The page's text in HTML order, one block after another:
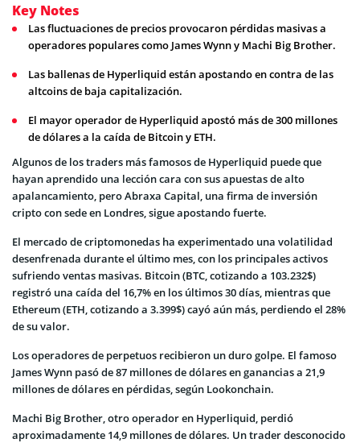
Key Notes
Las fluctuaciones de precios provocaron pérdidas masivas a
operadores populares como James Wynn y Machi Big Brother.
Las ballenas de Hyperliquid están apostando en contra de las
altcoins de baja capitalización.
El mayor operador de Hyperliquid apostó más de 300 millones
de dólares a la caída de Bitcoin y ETH.
Algunos de los traders más famosos de Hyperliquid puede que
hayan aprendido una lección cara con sus apuestas de alto
apalancamiento, pero Abraxa Capital, una firma de inversión
cripto con sede en Londres, sigue apostando fuerte.
El mercado de criptomonedas ha experimentado una volatilidad
desenfrenada durante el último mes, con los principales activos
sufriendo ventas masivas. Bitcoin (BTC, cotizando a 103.232$)
registró una caída del 16,7% en los últimos 30 días, mientras que
Ethereum (ETH, cotizando a 3.399$) cayó aún más, perdiendo el 28%
de su valor.
Los operadores de perpetuos recibieron un duro golpe. El famoso
James Wynn pasó de 87 millones de dólares en ganancias a 21,9
millones de dólares en pérdidas, según Lookonchain.
Machi Big Brother, otro operador en Hyperliquid, perdió
aproximadamente 14,9 millones de dólares. Un trader desconocido